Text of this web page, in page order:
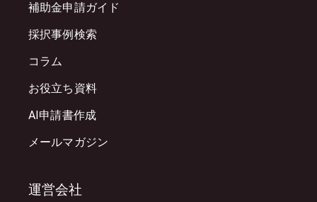
補助金申請ガイド
採択事例検索
コラム
お役立ち資料
AI申請書作成
メールマガジン
運営会社